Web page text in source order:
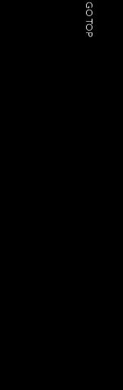
GO TOP